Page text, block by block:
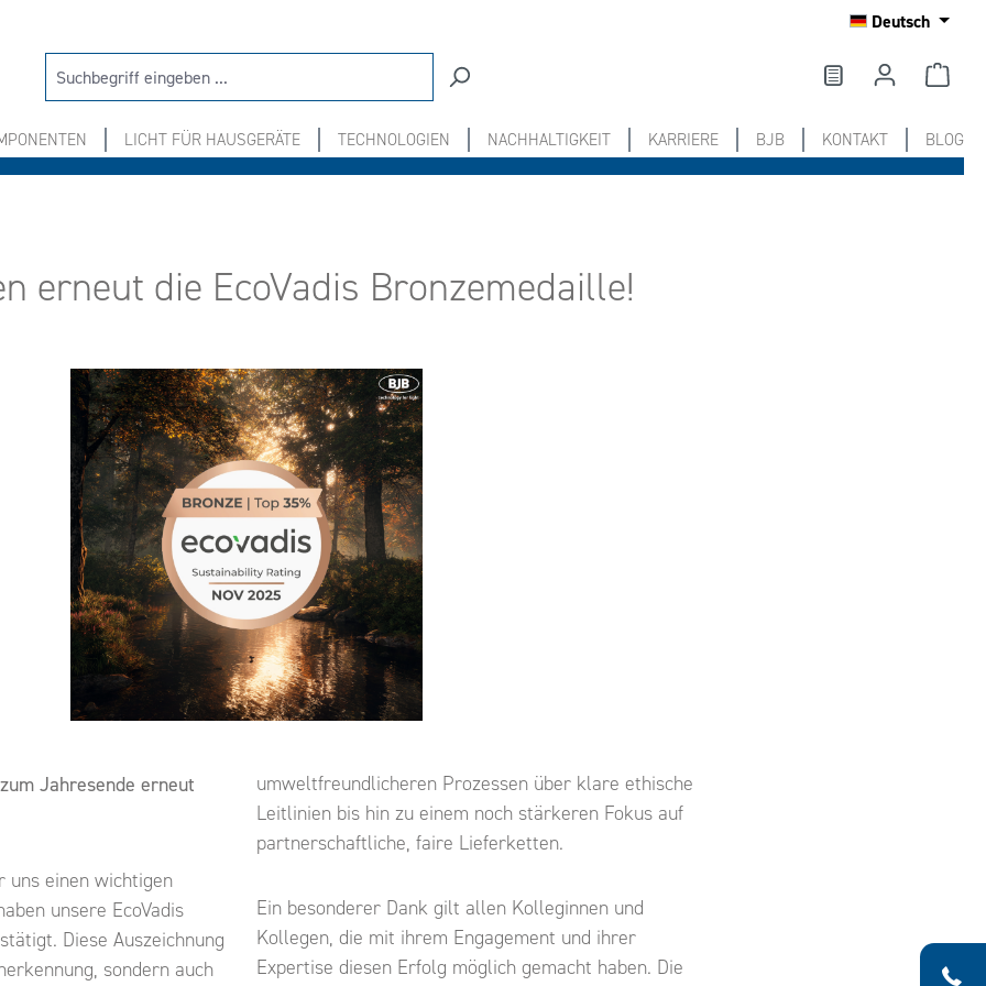
Deutsch
LICHT FÜR HAUSGERÄTE TECHNOLOGIEN NACHHALTIGKEIT KARRIERE BJB KONTAKT BLOG
erneut die EcoVadis Bronzemedaille!
Jahresende erneut
uns einen wichtigen
unsere EcoVadis
Diese Auszeichnung
sondern auch
umweltfreundlicheren Prozessen über klare ethische
Leitlinien bis hin zu einem noch stärkeren Fokus auf
partnerschaftliche, faire Lieferketten.
Ein besonderer Dank gilt allen Kolleginnen und
Kollegen, die mit ihrem Engagement und ihrer
Expertise diesen Erfolg möglich gemacht haben. Die